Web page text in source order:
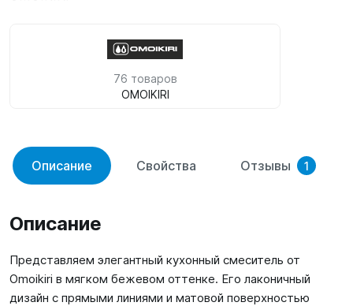
76 товаров
OMOIKIRI
Описание Свойства Отзывы 1
Описание
Представляем элегантный кухонный смеситель от
Omoikiri в мягком бежевом оттенке. Его лаконичный
дизайн с прямыми линиями и матовой поверхностью